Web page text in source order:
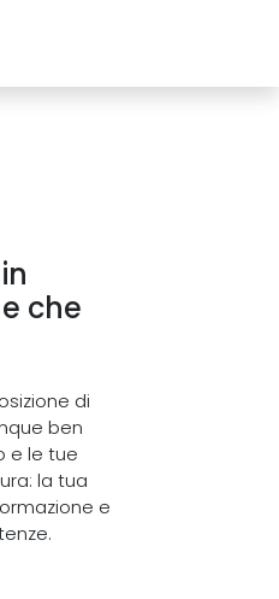
che
di
ben
e le tue
la tua
e